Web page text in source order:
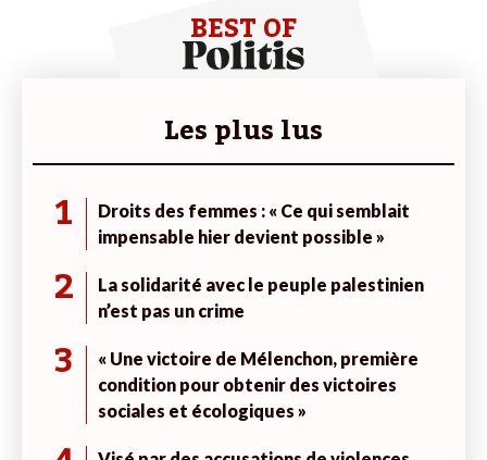
BEST OF
Les plus lus
1
Droits des femmes : « Ce qui semblait
impensable hier devient possible »
2
La solidarité avec le peuple palestinien
n’est pas un crime
3
« Une victoire de Mélenchon, première
condition pour obtenir des victoires
sociales et écologiques »